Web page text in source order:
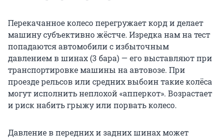
Перекачанное колесо перегружает корд и делает
машину субъективно жёстче. Изредка нам на тест
попадаются автомобили с избыточным
давлением в шинах (3 бара) — его выставляют при
транспортировке машины на автовозе. При
проезде рельсов или средних выбоин такие колёса
могут исполнить неплохой «апперкот». Возрастает
и риск набить грыжу или порвать колесо.
Давление в передних и задних шинах может